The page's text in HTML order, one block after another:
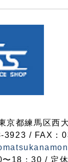
都練馬区西
3923 / FAX：
18：30 / 定